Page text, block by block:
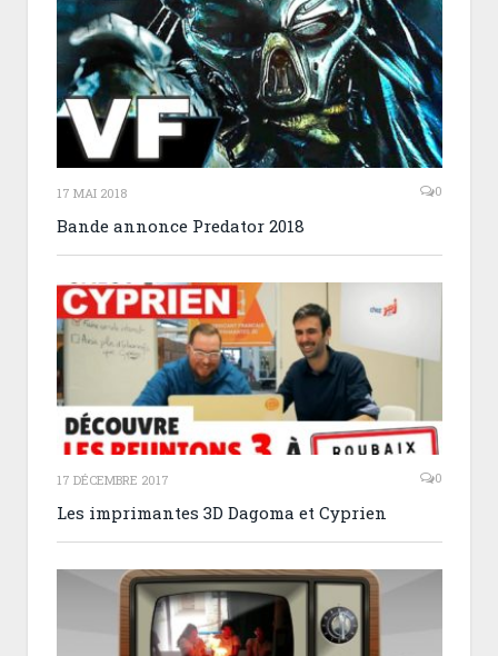
17 MAI 2018 0
Bande annonce Predator 2018
17 DÉCEMBRE 2017 0
Les imprimantes 3D Dagoma et Cyprien